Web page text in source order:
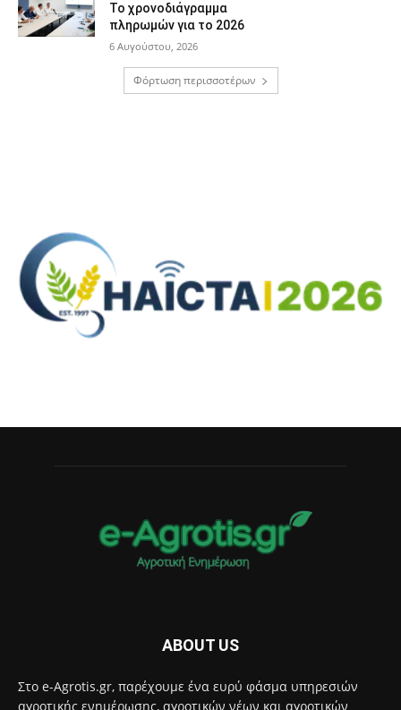
Το χρονοδιάγραμμα
πληρωμών για το 2026
6 Αυγούστου, 2026
Φόρτωση περισσοτέρων
ABOUT US
Στο e-Agrotis.gr, παρέχουμε ένα ευρύ φάσμα υπηρεσιών
αγροτικής ενημέρωσης, αγροτικών νέων και αγροτικών